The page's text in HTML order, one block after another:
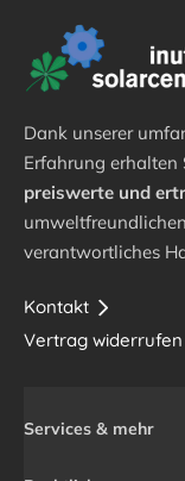
Dank unserer
Erfahrung erhalten
preiswerte und
verantwortliches
Kontakt
Vertrag widerrufen
Services & mehr